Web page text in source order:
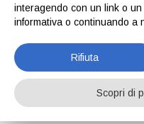
Aziende
interagendo con un link o
informativa o continuando a
Rifiuta
Scopri di